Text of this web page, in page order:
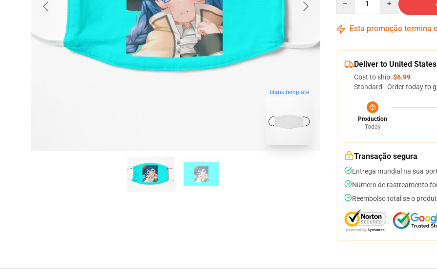
blank template
Esta promoção termina
Deliver to United States
Cost to ship:$6.99
Standard - Order today to
Production
Today
Transação segura
Entrega mundial na sua
Número de rastreamento
Reembolso total se o